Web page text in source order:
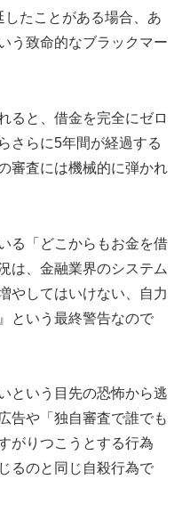
たことがある場合、あ
う致命的なブラックマー
ると、借金を完全にゼロ
さらに5年間が経過する
審査には機械的に弾かれ
る「どこからもお金を借
は、金融業界のシステム
やしてはいけない、自力
という最終警告なので
という目先の恐怖から逃
告や「独自審査で誰でも
がりつこうとする行為
るのと同じ自殺行為で